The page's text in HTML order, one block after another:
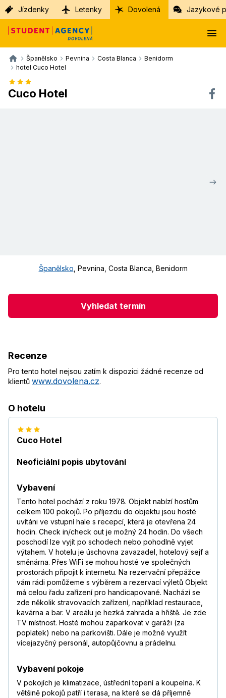
Jízdenky Letenky Dovolená Jazykové
Španělsko Pevnina Costa Blanca
Benidorm
hotel Cuco Hotel
Cuco Hotel
Španělsko Pevnina Costa Blanca Benidorm
Vyhledat termín
Recenze
Pro tento hotel nejsou zatím k dispozici žádné recenze od
klientů www.dovolena.cz.
O hotelu
Cuco Hotel
Neoficiální popis ubytování
Vybavení
Tento hotel pochází z roku 1978. Objekt nabízí hostům
celkem 100 pokojů. Po příjezdu do objektu jsou hosté
uvítáni ve vstupní hale s recepcí, která je otevřena 24
hodin. Check in/check out je možný 24 hodin. Do všech
poschodí lze vyjít po schodech nebo pohodlně vyjet
výtahem. V hotelu je úschovna zavazadel, hotelový sejf a
směnárna. Přes WiFi se mohou hosté ve společných
prostorách připojit k internetu. Na rezervační přepážce
vám rádi pomůžeme s výběrem a rezervací výletů Objekt
má celou řadu zařízení pro handicapované. Nachází se
zde několik stravovacích zařízení, například restaurace,
kavárna a bar. V areálu je hezká zahrada a hřiště. Je zde
TV místnost. Hosté mohou zaparkovat v garáži (za
poplatek) nebo na parkovišti. Dále je možné využít
vícejazyčný personál, autopůjčovnu a prádelnu.
Vybavení pokoje
V pokojích je klimatizace, ústřední topení a koupelna. K
většině pokojů patří i terasa, na které se dá příjemně